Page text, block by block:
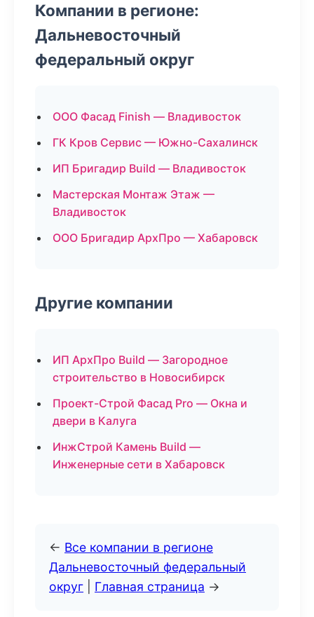
Компании в регионе:
Дальневосточный
федеральный округ
ООО Фасад Finish — Владивосток
ГК Кров Сервис — Южно-Сахалинск
ИП Бригадир Build — Владивосток
Мастерская Монтаж Этаж —
Владивосток
ООО Бригадир АрхПро — Хабаровск
Другие компании
ИП АрхПро Build — Загородное
строительство в Новосибирск
Проект-Строй Фасад Pro — Окна и
двери в Калуга
ИнжСтрой Камень Build —
Инженерные сети в Хабаровск
← Все компании в регионе
Дальневосточный федеральный
округ
Главная страница →